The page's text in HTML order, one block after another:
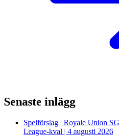
Senaste inlägg
Spelförslag | Royale Union
League-kval | 4 augusti 2026